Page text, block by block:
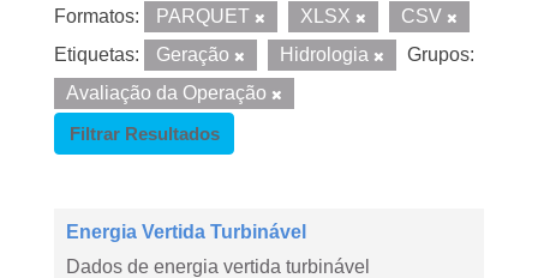
Formatos: PARQUET XLSX
CSV
Etiquetas:
Geração Hidrologia
Grupos:
Avaliação da Operação
Filtrar Resultados
Energia Vertida Turbinável
Dados de energia vertida turbinável